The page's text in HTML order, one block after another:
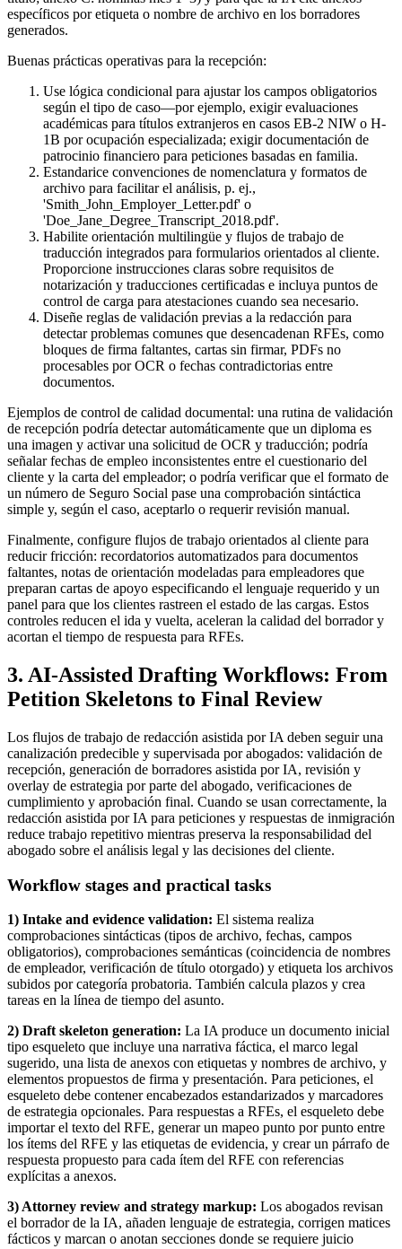
específicos por etiqueta o nombre de archivo en los borradores
generados.
Buenas prácticas operativas para la recepción:
Use lógica condicional para ajustar los campos obligatorios
según el tipo de caso—por ejemplo, exigir evaluaciones
académicas para títulos extranjeros en casos EB-2 NIW o H-
1B por ocupación especializada; exigir documentación de
patrocinio financiero para peticiones basadas en familia.
Estandarice convenciones de nomenclatura y formatos de
archivo para facilitar el análisis, p. ej.,
'Smith_John_Employer_Letter.pdf' o
'Doe_Jane_Degree_Transcript_2018.pdf'.
Habilite orientación multilingüe y flujos de trabajo de
traducción integrados para formularios orientados al cliente.
Proporcione instrucciones claras sobre requisitos de
notarización y traducciones certificadas e incluya puntos de
control de carga para atestaciones cuando sea necesario.
Diseñe reglas de validación previas a la redacción para
detectar problemas comunes que desencadenan RFEs, como
bloques de firma faltantes, cartas sin firmar, PDFs no
procesables por OCR o fechas contradictorias entre
documentos.
Ejemplos de control de calidad documental: una rutina de validación
de recepción podría detectar automáticamente que un diploma es
una imagen y activar una solicitud de OCR y traducción; podría
señalar fechas de empleo inconsistentes entre el cuestionario del
cliente y la carta del empleador; o podría verificar que el formato de
un número de Seguro Social pase una comprobación sintáctica
simple y, según el caso, aceptarlo o requerir revisión manual.
Finalmente, configure flujos de trabajo orientados al cliente para
reducir fricción: recordatorios automatizados para documentos
faltantes, notas de orientación modeladas para empleadores que
preparan cartas de apoyo especificando el lenguaje requerido y un
panel para que los clientes rastreen el estado de las cargas. Estos
controles reducen el ida y vuelta, aceleran la calidad del borrador y
acortan el tiempo de respuesta para RFEs.
3. AI-Assisted Drafting Workflows: From
Petition Skeletons to Final Review
Los flujos de trabajo de redacción asistida por IA deben seguir una
canalización predecible y supervisada por abogados: validación de
recepción, generación de borradores asistida por IA, revisión y
overlay de estrategia por parte del abogado, verificaciones de
cumplimiento y aprobación final. Cuando se usan correctamente, la
redacción asistida por IA para peticiones y respuestas de inmigración
reduce trabajo repetitivo mientras preserva la responsabilidad del
abogado sobre el análisis legal y las decisiones del cliente.
Workflow stages and practical tasks
1) Intake and evidence validation: El sistema realiza
comprobaciones sintácticas (tipos de archivo, fechas, campos
obligatorios), comprobaciones semánticas (coincidencia de nombres
de empleador, verificación de título otorgado) y etiqueta los archivos
subidos por categoría probatoria. También calcula plazos y crea
tareas en la línea de tiempo del asunto.
2) Draft skeleton generation: La IA produce un documento inicial
tipo esqueleto que incluye una narrativa fáctica, el marco legal
sugerido, una lista de anexos con etiquetas y nombres de archivo, y
elementos propuestos de firma y presentación. Para peticiones, el
esqueleto debe contener encabezados estandarizados y marcadores
de estrategia opcionales. Para respuestas a RFEs, el esqueleto debe
importar el texto del RFE, generar un mapeo punto por punto entre
los ítems del RFE y las etiquetas de evidencia, y crear un párrafo de
respuesta propuesto para cada ítem del RFE con referencias
explícitas a anexos.
3) Attorney review and strategy markup: Los abogados revisan
el borrador de la IA, añaden lenguaje de estrategia, corrigen matices
fácticos y marcan o anotan secciones donde se requiere juicio